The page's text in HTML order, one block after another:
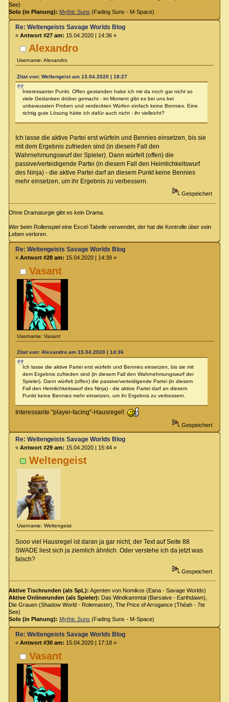
See)
Solo (in Planung): Mythic Suns (Fading Suns - M-Space)
Alexandro
Username: Alexandro
Re: Weltengeists Savage Worlds Blog
« Antwort #27 am: 15.04.2020 | 14:36 »
Zitat von: Weltengeist am 13.04.2020 | 18:27
Interessanter Punkt. Offen gestanden habe ich mir da noch gar nicht so
viele Gedanken drüber gemacht - im Moment gibt es bei uns bei
unbewussten Proben und verdeckten Würfen einfach keine Bennies. Eine
richtig gute Lösung hätte ich dafür auch nicht - ihr vielleicht?
Ich lasse die aktive Partei erst würfeln und Bennies einsetzen, bis sie
mit dem Ergebnis zufrieden sind (in diesem Fall den
Wahrnehmungswurf der Spieler). Dann würfelt (offen) die
passive/verteidigende Partei (in diesem Fall den Heimlichkeitswurf
des Ninja) - die aktive Partei darf an diesem Punkt keine Bennies
mehr einsetzen, um ihr Ergebnis zu verbessern.
Gespeichert
Ohne Dramaturgie gibt es kein Drama.
Wer beim Rollenspiel eine Excel-Tabelle verwendet, der hat die Kontrolle über sein
Leben verloren.
Vasant
Username: Vasant
Re: Weltengeists Savage Worlds Blog
« Antwort #28 am: 15.04.2020 | 14:39 »
Zitat von: Alexandro am 15.04.2020 | 14:36
Ich lasse die aktive Partei erst würfeln und Bennies einsetzen, bis sie mit
dem Ergebnis zufrieden sind (in diesem Fall den Wahrnehmungswurf der
Spieler). Dann würfelt (offen) die passive/verteidigende Partei (in diesem
Fall den Heimlichkeitswurf des Ninja) - die aktive Partei darf an diesem
Punkt keine Bennies mehr einsetzen, um ihr Ergebnis zu verbessern.
Interessante "player-facing"-Hausregel!
Gespeichert
Weltengeist
Username: Weltengeist
Re: Weltengeists Savage Worlds Blog
« Antwort #29 am: 15.04.2020 | 15:44 »
Sooo viel Hausregel ist daran ja gar nicht, der Text auf Seite 88
SWADE liest sich ja ziemlich ähnlich. Oder verstehe ich da jetzt was
falsch?
Gespeichert
Aktive Tischrunden (als SpL): Agenten von Nomikos (Eana - Savage Worlds)
Aktive Onlinerunden (als Spieler): Das Windkammtal (Barsaive - Earthdawn),
Die Grauen (Shadow World - Rolemaster), The Price of Arrogance (Théah - 7te
See)
Solo (in Planung): Mythic Suns (Fading Suns - M-Space)
Vasant
Re: Weltengeists Savage Worlds Blog
« Antwort #30 am: 15.04.2020 | 17:18 »